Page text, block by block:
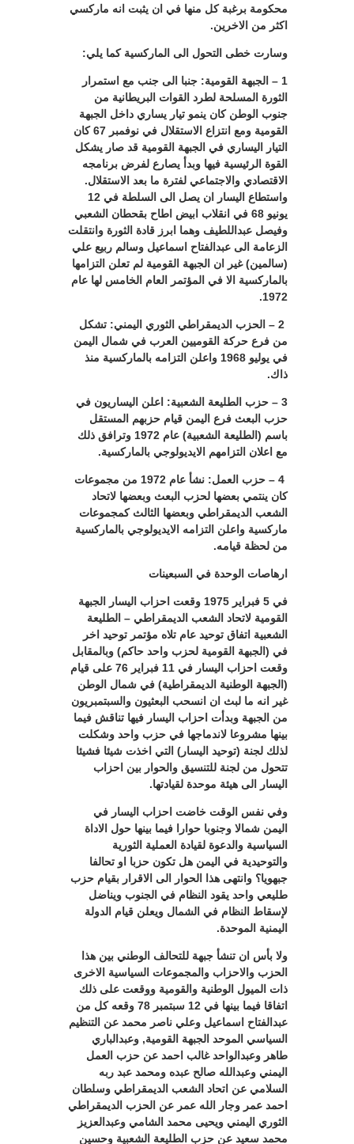
محكومة برغبة كل منها في ان يثبت انه ماركسي
اكثر من الاخرين.
وسارت خطى التحول الى الماركسية كما يلي:
1 – الجبهة القومية: جنبا الى جنب مع استمرار
الثورة المسلحة لطرد القوات البريطانية من
جنوب الوطن كان ينمو تيار يساري داخل الجبهة
القومية ومع انتزاع الاستقلال في نوفمبر 67 كان
التيار اليساري في الجبهة القومية قد صار يشكل
القوة الرئيسية فيها وبدأ يصارع لفرض برنامجه
الاقتصادي والاجتماعي لفترة ما بعد الاستقلال.
واستطاع اليسار ان يصل الى السلطة في 12
يونيو 68 في انقلاب ابيض اطاح بقحطان الشعبي
وفيصل عبداللطيف وهما ابرز قادة الثورة وانتقلت
الزعامة الى عبدالفتاح اسماعيل وسالم ربيع علي
(سالمين) غير ان الجبهة القومية لم تعلن التزامها
بالماركسية الا في المؤتمر العام الخامس لها عام
1972.
2 – الحزب الديمقراطي الثوري اليمني: تشكل
من فرع حركة القوميين العرب في شمال اليمن
في يوليو 1968 واعلن التزامه بالماركسية منذ
ذاك.
3 – حزب الطليعة الشعبية: اعلن اليساريون في
حزب البعث فرع اليمن قيام حزبهم المستقل
باسم (الطليعة الشعبية) عام 1972 وترافق ذلك
مع اعلان التزامهم الايديولوجي بالماركسية.
4 – حزب العمل: نشأ عام 1972 من مجموعات
كان ينتمي بعضها لحزب البعث وبعضها لاتحاد
الشعب الديمقراطي وبعضها الثالث كمجموعات
ماركسية واعلن التزامه الايديولوجي بالماركسية
من لحظة قيامه.
ارهاصات الوحدة في السبعينات
في 5 فبراير 1975 وقعت احزاب اليسار الجبهة
القومية لاتحاد الشعب الديمقراطي – الطليعة
الشعبية اتفاق توحيد عام تلاه مؤتمر توحيد اخر
في (الجبهة القومية لحزب واحد حاكم) وبالمقابل
وقعت احزاب اليسار في 11 فبراير 76 على قيام
(الجبهة الوطنية الديمقراطية) في شمال الوطن
غير انه ما لبث ان انسحب البعثيون والسبتمبريون
من الجبهة وبدأت احزاب اليسار فيها تناقش فيما
بينها مشروعا لاندماجها في حزب واحد وشكلت
لذلك لجنة (توحيد اليسار) التي اخذت شيئا فشيئا
تتحول من لجنة للتنسيق والحوار بين احزاب
اليسار الى هيئة موحدة لقيادتها.
وفي نفس الوقت خاضت احزاب اليسار في
اليمن شمالا وجنوبا حوارا فيما بينها حول الاداة
السياسية والدعوة لقيادة العملية الثورية
والتوحيدية في اليمن هل تكون حزبا او تحالفا
جبهويا؟ وانتهى هذا الحوار الى الاقرار بقيام حزب
طليعي واحد يقود النظام في الجنوب ويناضل
لإسقاط النظام في الشمال ويعلن قيام الدولة
اليمنية الموحدة.
ولا بأس ان تنشأ جبهة للتحالف الوطني بين هذا
الحزب والاحزاب والمجموعات السياسية الاخرى
ذات الميول الوطنية والقومية ووقعت على ذلك
اتفاقا فيما بينها في 12 سبتمبر 78 وقعه كل من
عبدالفتاح اسماعيل وعلي ناصر محمد عن التنظيم
السياسي الموحد الجبهة القومية, وعبدالباري
طاهر وعبدالواحد غالب احمد عن حزب العمل
اليمني وعبدالله صالح عبده ومحمد عبد ربه
السلامي عن اتحاد الشعب الديمقراطي وسلطان
احمد عمر وجار الله عمر عن الحزب الديمقراطي
الثوري اليمني ويحيى محمد الشامي وعبدالعزيز
محمد سعيد عن حزب الطليعة الشعبية وحسين